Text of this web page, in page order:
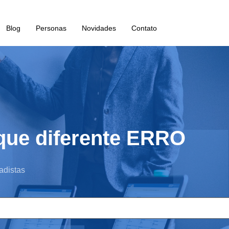
Blog Personas Novidades Contato
diferente ERRO